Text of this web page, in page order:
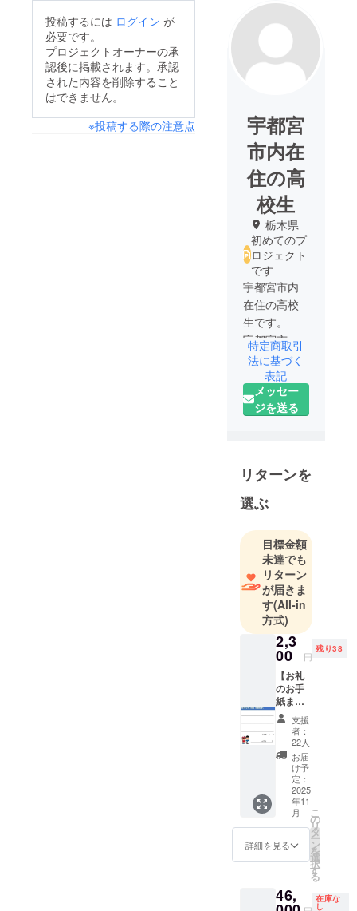
投稿するには ログイン が
必要です。
プロジェクトオーナーの承
認後に掲載されます。承認
された内容を削除すること
はできません。
※投稿する際の注意点
宇都宮
市内在
住の高
校生
栃木県
初めてのプ
ロジェクト
です
宇都宮市内
在住の高校
生です。
宇都宮市内
の中学生・
高校生で
「帽子プレ
ゼント事
商店・企
業・個人の
方などが協
力してくれ
ています。
ありがとう
ございま
す。
特定商取引
法に基づく
表記
メッセー
ジを送る
リターンを
選ぶ
目標金額
未達でも
リターン
が届きま
す(All-in
方式)
2,3
00 円
残り38
【お礼
のお手
紙また
はハガ
キ】 児
童から
感謝の
気持ち
を込め
て、お
礼のお
手紙ま
たはハ
ガキを
お送り
しま
手数で
すが，
支援
者：
22人
お届
け予
定：
2025
年11
月
詳細を見る
こ
の
リ
タ
ー
ン
を
選
択
す
る
46, 在庫な
し